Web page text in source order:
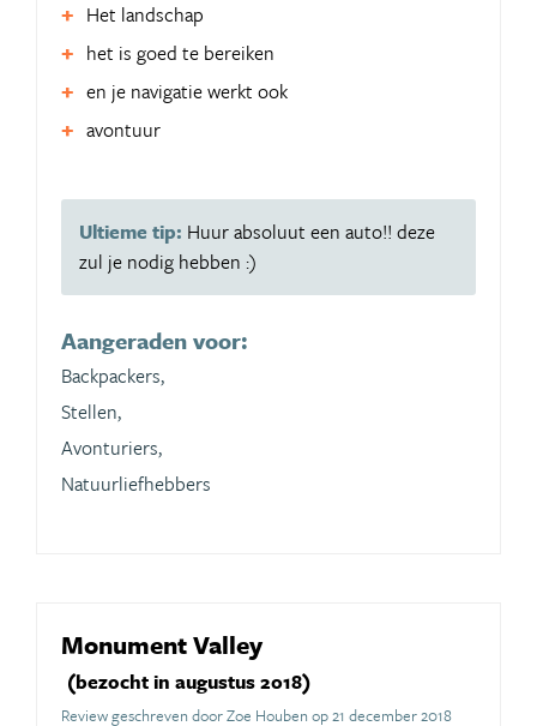
Het landschap
het is goed te bereiken
en je navigatie werkt ook
avontuur
Ultieme tip: Huur absoluut een auto!! deze
zul je nodig hebben :)
Aangeraden voor:
Backpackers,
Stellen,
Avonturiers,
Natuurliefhebbers
Monument Valley
(bezocht in augustus 2018)
Review geschreven door Zoe Houben op 21 december 2018